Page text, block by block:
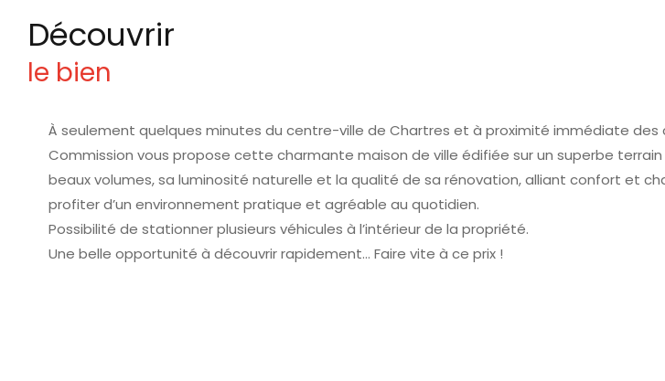
découvrir
le bien
À seulement quelques minutes du centre-ville de Chartres et à proximité immédiate des
Commission vous propose cette charmante maison de ville édifiée sur un superbe
beaux volumes, sa luminosité naturelle et la qualité de sa rénovation, alliant confort et
profiter d’un environnement pratique et agréable au quotidien.
Possibilité de stationner plusieurs véhicules à l’intérieur de la propriété.
Une belle opportunité à découvrir rapidement… Faire vite à ce prix !